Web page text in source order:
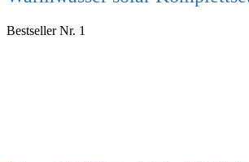
Bestseller Nr. 1